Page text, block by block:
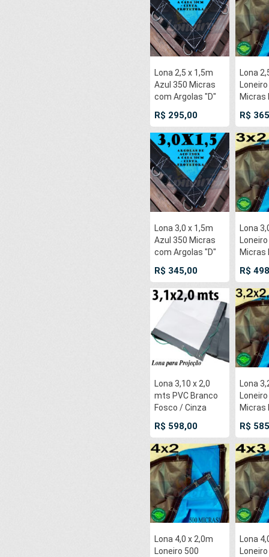
Lona 2,5 x 1,5m
Azul 350 Micras
com Argolas "D"
e cinta de reforço
na bainha
R$ 295,00
Lona
Micras
argolas
cada
R$
Lona 3,0 x 1,5m
Azul 350 Micras
com Argolas "D"
e cinta de reforço
na bainha
R$ 345,00
Lona
Micras
argolas
cada
R$
Lona 3,10 x 2,0
mts PVC Branco
Fosco / Cinza
Telão Projetor de
Imagens 600
Micras ilhoses a
cada 50cm + 10
metros de corda
4mm
R$ 598,00
Lona
Micras
argolas
cada
R$
Lona 4,0 x 2,0m
Loneiro 500
Lona